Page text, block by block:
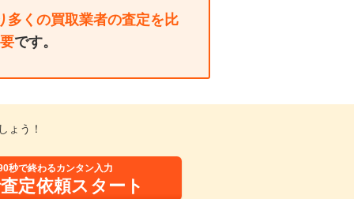
多くの買取業者の査定を比
です。
ょう！
秒で終わるカンタン入力
定依頼スタート